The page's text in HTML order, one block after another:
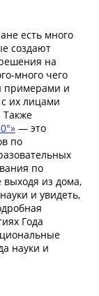
есть много
создают
на
много чего
примерами и
их лицами
Также
— это
по
по
выходя из дома,
и увидеть,
Года
науки и